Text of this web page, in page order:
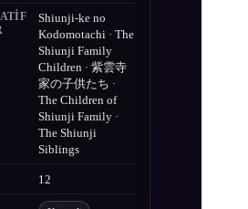
Shiunji-ke no
Kodomotachi · The
Shiunji Family
Children · 紫雲寺
家の子供たち ·
The Children of
Shiunji Family ·
The Shiunji
Siblings
12